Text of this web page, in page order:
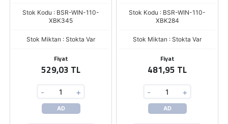
Stok Kodu : BSR-WIN-110-
XBK345
Stok Miktarı : Stokta Var
Fiyat
529,03 TL
- +
AD
Stok Kodu : BSR-WIN-110-
XBK284
Stok Miktarı : Stokta Var
Fiyat
481,95 TL
- +
AD